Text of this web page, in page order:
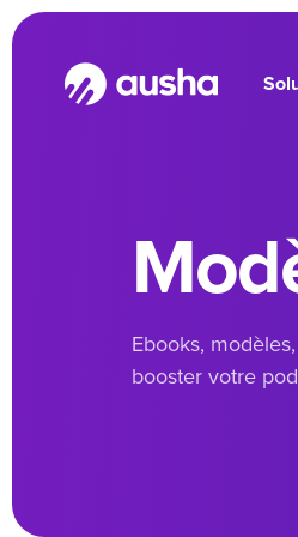
Ebooks,
booster votre